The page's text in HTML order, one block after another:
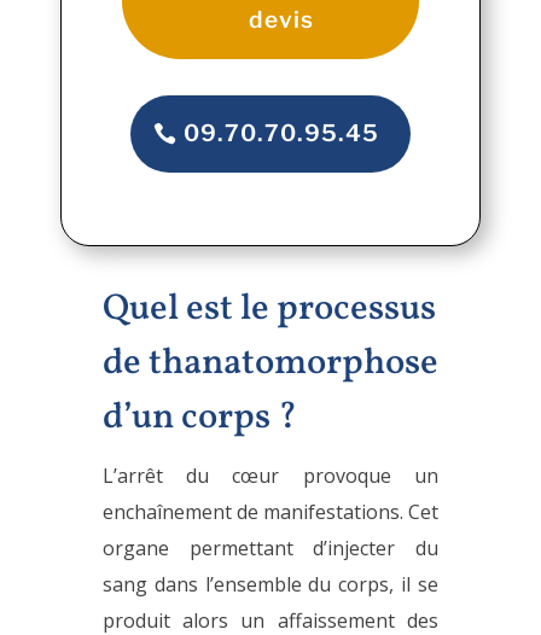
devis
09.70.70.95.45
Quel est le processus
de thanatomorphose
d’un corps ?
L’arrêt du cœur provoque un
enchaînement de manifestations. Cet
organe permettant d’injecter du
sang dans l’ensemble du corps, il se
produit alors un affaissement des